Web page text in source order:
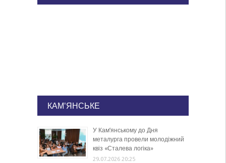
КАМ'ЯНСЬКЕ
У Кам’янському до Дня
металурга провели молодіжний
квіз «Сталева логіка»
29.07.2026 20:25